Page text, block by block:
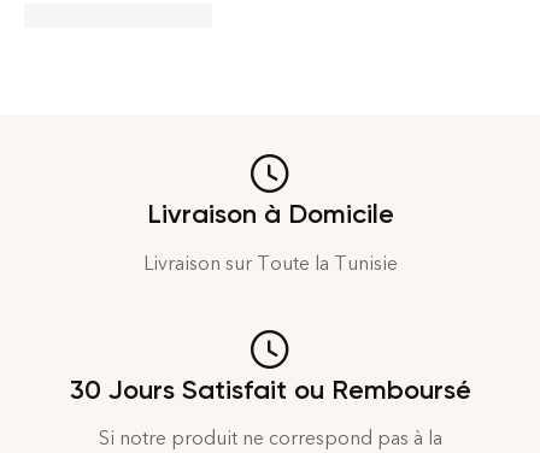
Livraison à Domicile
Livraison sur Toute la Tunisie
30 Jours Satisfait ou Remboursé
Si notre produit ne correspond pas à la